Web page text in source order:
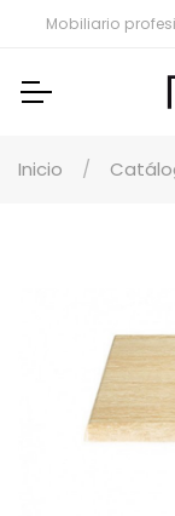
Mobiliario
Inicio